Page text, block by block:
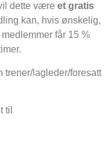
dette være et gratis
kan, hvis ønskelig,
får 15 %
trener/lagleder/foresatt
til